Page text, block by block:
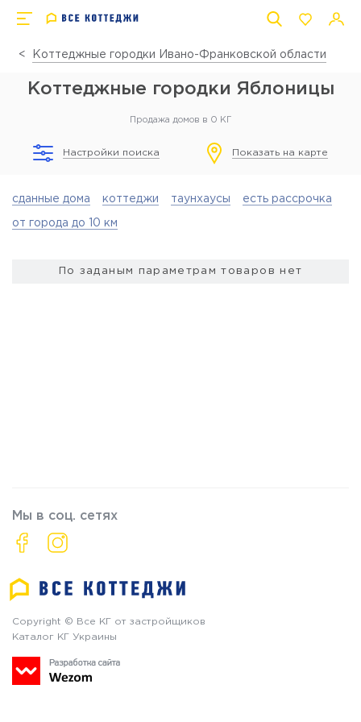
Коттеджные городки Ивано-Франковской области
Коттеджные городки Яблоницы
Продажа домов в 0 КГ
Настройки поиска Показать на карте
сданные дома коттеджи таунхаусы есть рассрочка
от города до 10 км
По заданым параметрам товаров нет
Мы в соц. сетях
Copyright © Все КГ от застройщиков
Каталог КГ Украины